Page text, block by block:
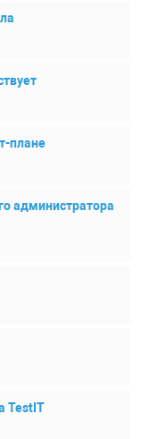
плане
администратора
TestIT